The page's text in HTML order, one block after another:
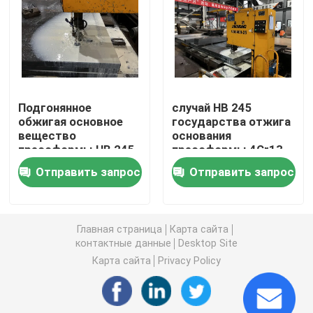
Части инжекционного метода литья
Пластиковые части прессформы
Особенные базовые платины прессформы
Сталь основания прессформы
Подгонянное
обжигая основное
вещество
прессформы HB 245
государства
алюминиевое
коррозионностойкое
Отправить запрос
случай HB 245
государства отжига
основания
прессформы 4Cr13
420 стальные
деревянный для
легкого транспорта
Отправить запрос
Главная страница
Карта сайта
контактные данные
Desktop Site
Карта сайта
Privacy Policy